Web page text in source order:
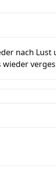
nach Lust